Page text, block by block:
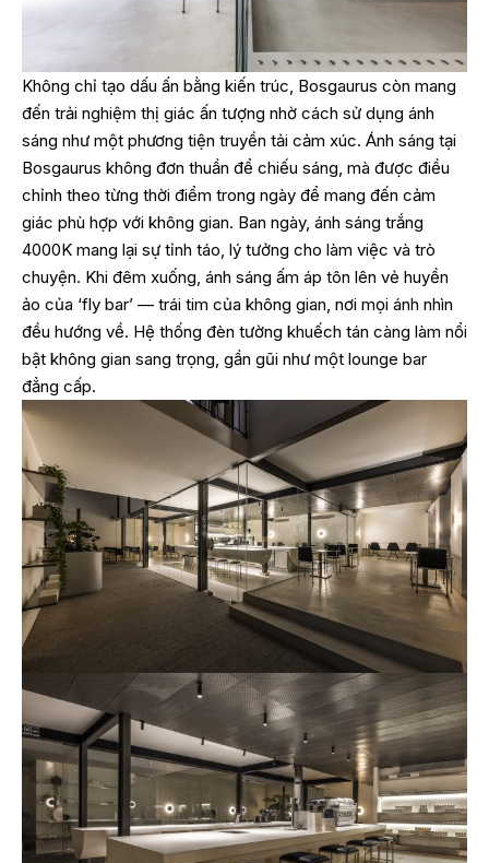
Không chỉ tạo dấu ấn bằng kiến trúc, Bosgaurus còn mang
đến trải nghiệm thị giác ấn tượng nhờ cách sử dụng ánh
sáng như một phương tiện truyền tải cảm xúc. Ánh sáng tại
Bosgaurus không đơn thuần để chiếu sáng, mà được điều
chỉnh theo từng thời điểm trong ngày để mang đến cảm
giác phù hợp với không gian. Ban ngày, ánh sáng trắng
4000K mang lại sự tỉnh táo, lý tưởng cho làm việc và trò
chuyện. Khi đêm xuống, ánh sáng ấm áp tôn lên vẻ huyền
ảo của ‘fly bar’ — trái tim của không gian, nơi mọi ánh nhìn
đều hướng về. Hệ thống đèn tường khuếch tán càng làm nổi
bật không gian sang trọng, gần gũi như một lounge bar
đẳng cấp.